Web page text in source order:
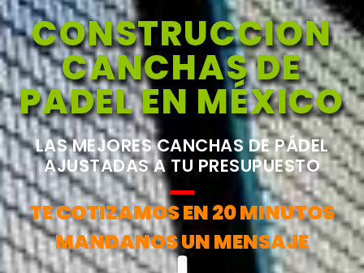
CONSTRUCCION
CANCHAS DE
PADEL EN MÉXICO
LAS MEJORES CANCHAS DE PÁDEL
AJUSTADAS A TU PRESUPUESTO
TE COTIZAMOS EN 20 MINUTOS
MANDANOS UN MENSAJE